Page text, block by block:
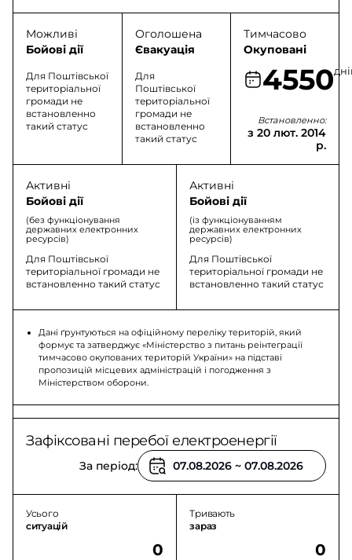
Можливі
Бойові дії
Для Поштівської
територіальної
громади не
встановленно
такий статус
Оголошена
Євакуація
Для
Поштівської
територіальної
громади не
встановленно
такий статус
Тимчасово
Окуповані
4550
Встановленно:
з 20 лют. 2014
р.
Активні
Бойові дії
(без функціонування
державних електронних
ресурсів)
Для Поштівської
територіальної громади не
встановленно такий статус
Активні
Бойові дії
(із функціонуванням
державних електронних
ресурсів)
Для Поштівської
територіальної громади не
встановленно такий статус
Дані ґрунтуються на офіційному переліку територій, який
формує та затверджує «Міністерство з питань реінтеграції
тимчасово окупованих територій України» на підставі
пропозицій місцевих адміністрацій і погодження з
Міністерством оборони.
Зафіксовані перебої електроенергії
За період:
Усього
ситуацій
0
Тривають
зараз
0